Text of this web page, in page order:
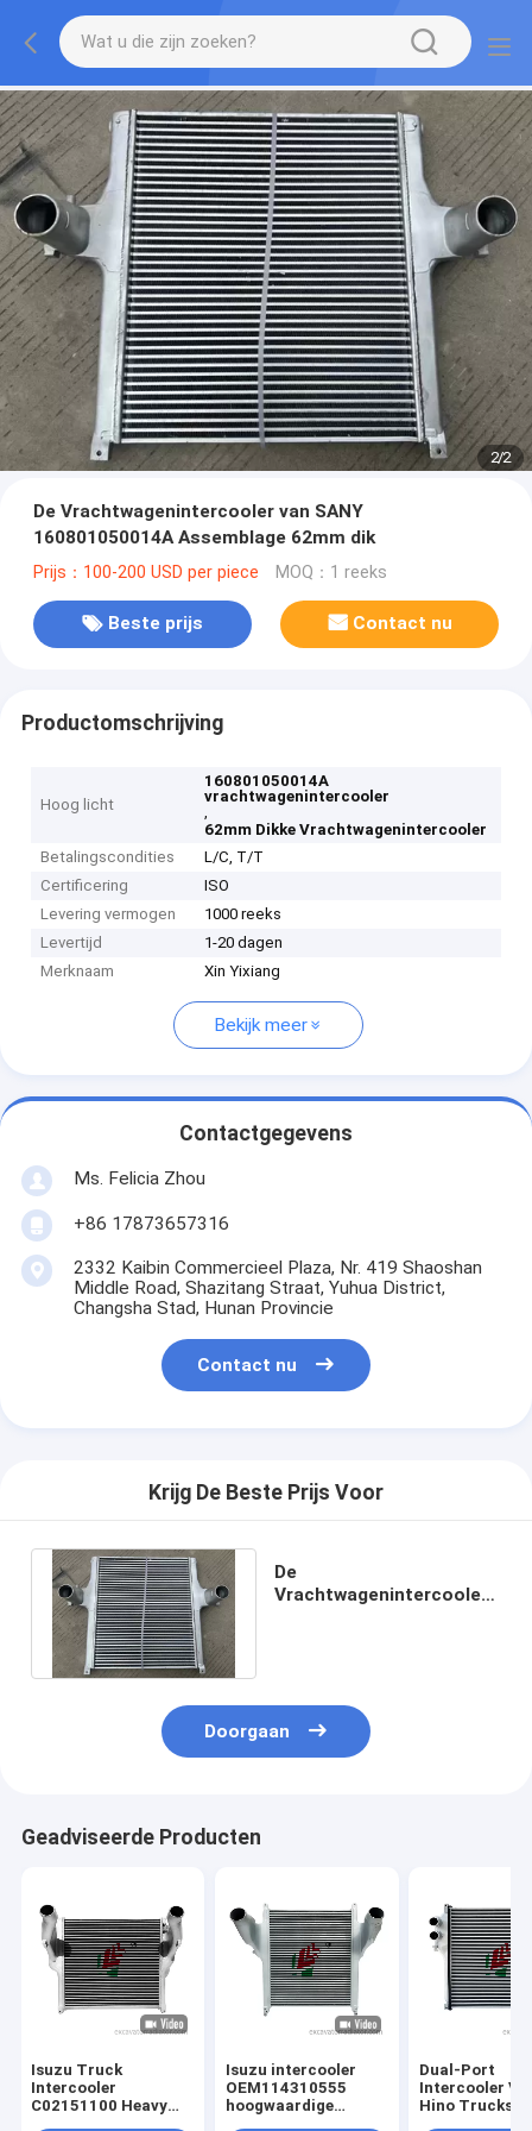
2/2
De Vrachtwagenintercooler van SANY
160801050014A Assemblage 62mm dik
Prijs：100-200 USD per piece MOQ：1 reeks
Beste prijs Contact nu
Productomschrijving
Hoog licht
160801050014A
vrachtwagenintercooler
,
62mm Dikke Vrachtwagenintercooler
Betalingscondities
L/C, T/T
Certificering
ISO
Levering vermogen
1000 reeks
Levertijd
1-20 dagen
Merknaam
Xin Yixiang
Bekijk meer
Contactgegevens
Ms. Felicia Zhou
+86 17873657316
2332 Kaibin Commercieel Plaza, Nr. 419 Shaoshan
Middle Road, Shazitang Straat, Yuhua District,
Changsha Stad, Hunan Provincie
Contact nu
Krijg De Beste Prijs Voor
De
Vrachtwagenintercooler
Doorgaan
Geadviseerde Producten
Isuzu Truck
Intercooler
C02151100 Heavy
Isuzu intercooler
OEM114310555
hoogwaardige
Dual-Port
Intercooler
Hino Trucks